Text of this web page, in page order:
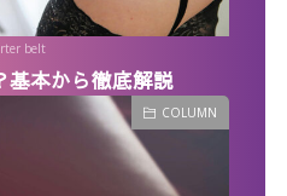
belt
基本から徹底解説
COLUMN